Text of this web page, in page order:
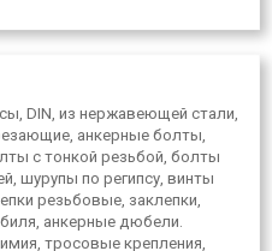
DIN, из нержавеющей стали,
анкерные болты,
с тонкой резьбой, болты
шурупы по регипсу, винты
резьбовые, заклепки,
анкерные дюбели.
тросовые крепления,